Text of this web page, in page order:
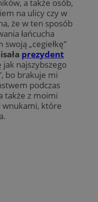
a także osób,
na ulicy czy w
że w ten sposób
łańcucha
swoją „cegiełkę”
prezydent
jak najszybszego
bo brakuje mi
podczas
także z moimi
wnukami, które